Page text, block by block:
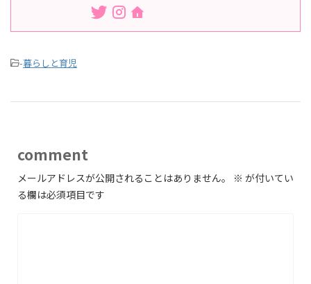
-暮らしと育児
comment
メールアドレスが公開されることはありません。 ※ が付いてい
る欄は必須項目です